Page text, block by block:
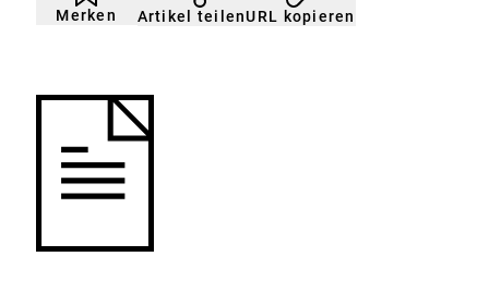
Merken
nicht
gemerkt
Klicken
der
Artikel teilenURL kopieren